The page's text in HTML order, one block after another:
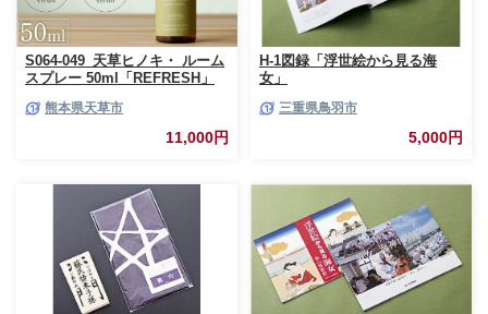
S064-049_天草ヒノキ・ ルーム
スプレー 50ml「REFRESH」
熊本県天草市
11,000円
H-1図録「浮世絵から見る海
女」
三重県鳥羽市
5,000円